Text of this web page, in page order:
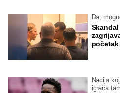
Da,
Nacija
igrača